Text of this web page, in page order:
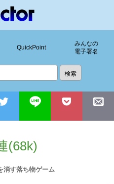
QuickPoint
みんなの
電子署名
(68k)
消す落ち物ゲーム